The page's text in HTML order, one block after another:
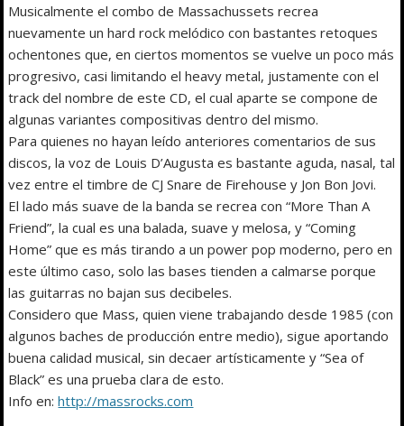
Musicalmente el combo de Massachussets recrea
nuevamente un hard rock melódico con bastantes retoques
ochentones que, en ciertos momentos se vuelve un poco más
progresivo, casi limitando el heavy metal, justamente con el
track del nombre de este CD, el cual aparte se compone de
algunas variantes compositivas dentro del mismo.
Para quienes no hayan leído anteriores comentarios de sus
discos, la voz de Louis D’Augusta es bastante aguda, nasal, tal
vez entre el timbre de CJ Snare de Firehouse y Jon Bon Jovi.
El lado más suave de la banda se recrea con “More Than A
Friend”, la cual es una balada, suave y melosa, y “Coming
Home” que es más tirando a un power pop moderno, pero en
este último caso, solo las bases tienden a calmarse porque
las guitarras no bajan sus decibeles.
Considero que Mass, quien viene trabajando desde 1985 (con
algunos baches de producción entre medio), sigue aportando
buena calidad musical, sin decaer artísticamente y “Sea of
Black” es una prueba clara de esto.
Info en:http://massrocks.com